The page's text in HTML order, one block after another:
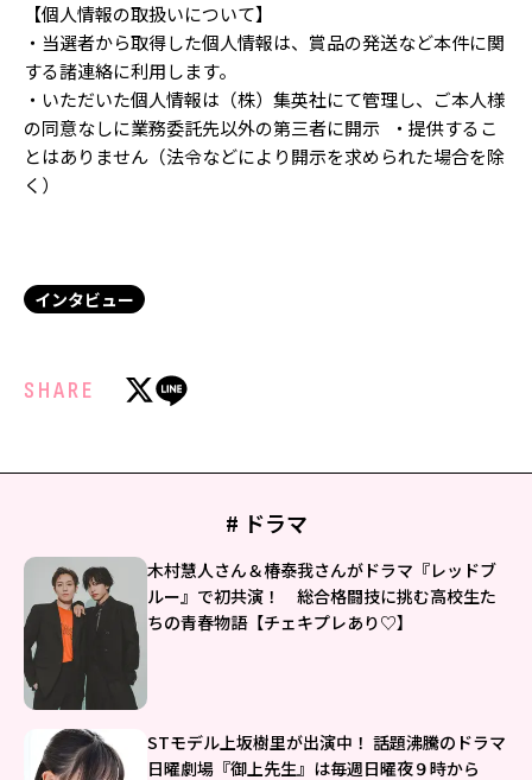
【個人情報の取扱いについて】
・当選者から取得した個人情報は、賞品の発送など本件に関
する諸連絡に利用します。
・いただいた個人情報は（株）集英社にて管理し、ご本人様
の同意なしに業務委託先以外の第三者に開示 ・提供するこ
とはありません（法令などにより開示を求められた場合を除
く）
インタビュー
SHARE
# ドラマ
木村慧人さん＆椿泰我さんがドラマ『レッドブ
ルー』で初共演！ 総合格闘技に挑む高校生た
ちの青春物語【チェキプレあり♡】
STモデル上坂樹里が出演中！ 話題沸騰のドラマ
日曜劇場『御上先生』は毎週日曜夜９時から